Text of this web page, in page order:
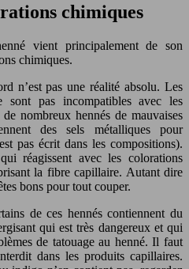
chimiques
vient principalement de son
chimiques.
n’est pas une réalité absolu. Les
sont pas incompatibles avec les
nombreux hennés de mauvaises
des sels métalliques pour
pas écrit dans les compositions).
réagissent avec les colorations
la fibre capillaire. Autant dire
bons pour tout couper.
de ces hennés contiennent du
qui est très dangereux et qui
de tatouage au henné. Il faut
dans les produits capillaires.